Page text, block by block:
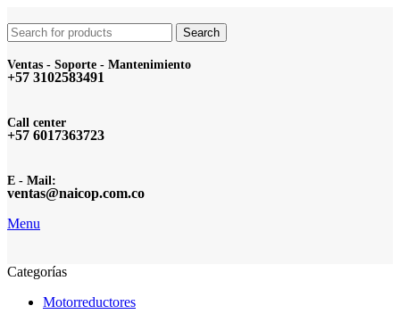
Search
Ventas - Soporte - Mantenimiento
+57 3102583491
Call center
+57 6017363723
E - Mail:
ventas@naicop.com.co
Menu
Categorías
Motorreductores